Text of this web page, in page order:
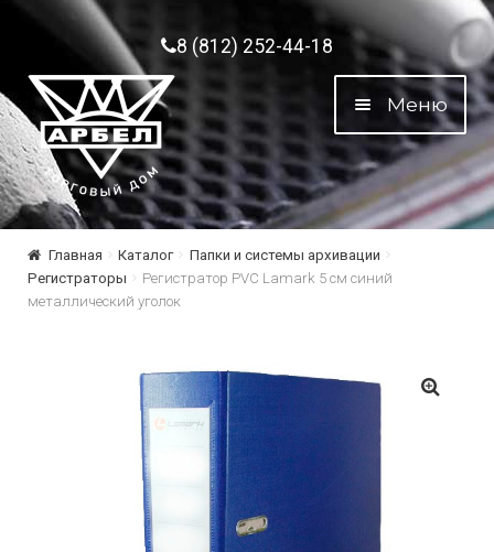
Перейти к навигации
Перейти к содержимому8 (812) 252-44-18
Меню
Главная Каталог
Папки и системы архивации
Регистраторы
Регистратор PVC Lamark 5 см синий
металлический уголок